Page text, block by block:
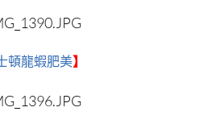
頓龍蝦肥美】